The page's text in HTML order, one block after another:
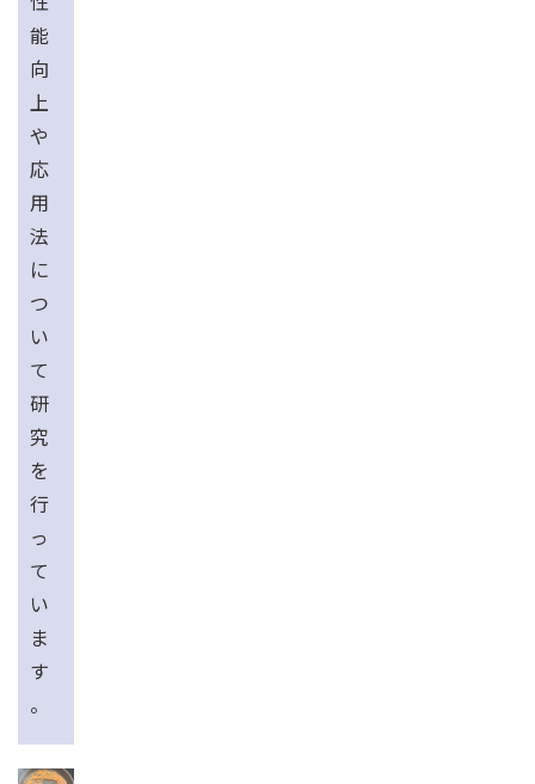
能
向
上
や
応
用
法
に
つ
い
て
研
究
を
行
っ
て
い
ま
す
。